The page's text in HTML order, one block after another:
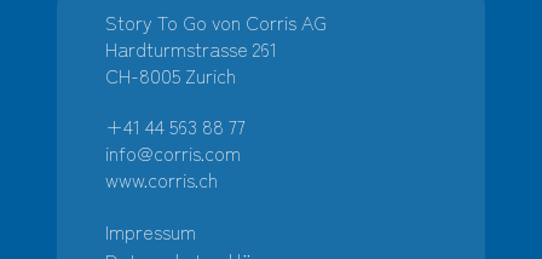
Story To Go von Corris AG
Hardturmstrasse 261
CH-8005 Zurich
+41 44 563 88 77
info@corris.com
www.corris.ch
Impressum